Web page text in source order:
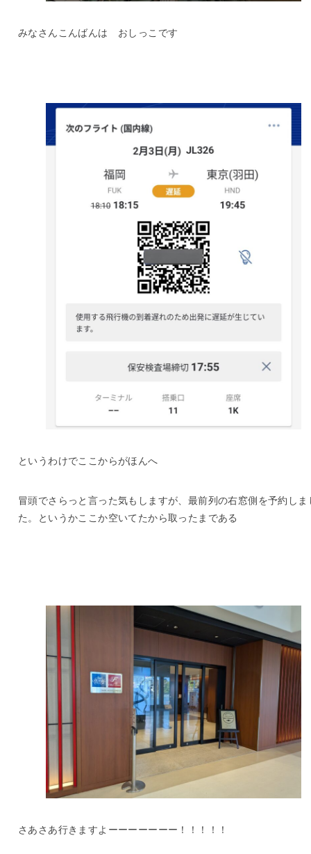
みなさんこんばんは おしっこです
というわけでここからがほんへ
冒頭でさらっと言った気もしますが、最前列の右窓側を予約しま
た。というかここか空いてたから取ったまである
さあさあ行きますよーーーーーーー！！！！！